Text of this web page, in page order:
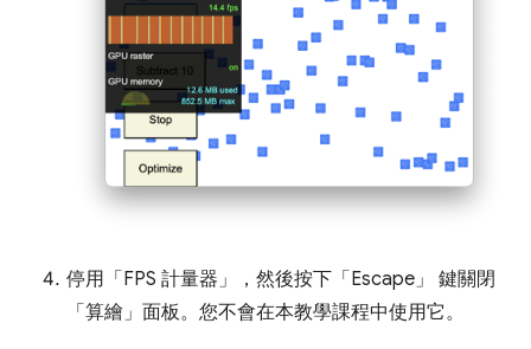
停用「FPS 計量器」 ，然後按下「Escape」
鍵關閉
「算繪」 面板。您不會在本教學課程中使用它。